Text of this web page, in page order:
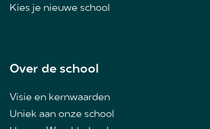
Kies je nieuwe school
Over de school
Visie en kernwaarden
Uniek aan onze school